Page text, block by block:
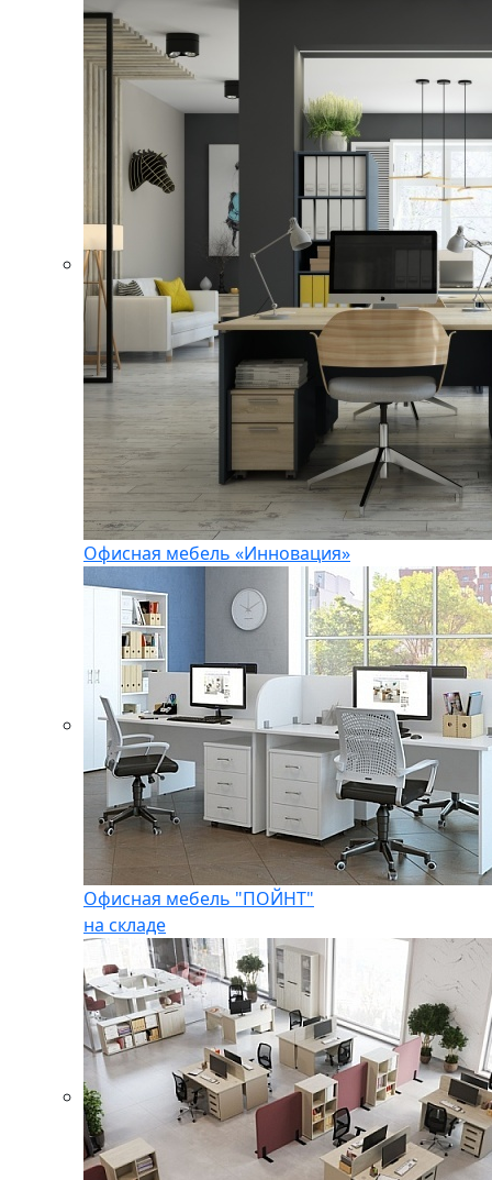
Офисная мебель «Инновация»
Офисная мебель "ПОЙНТ"
на складе